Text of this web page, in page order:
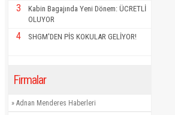
3
Kabin Bagajında Yeni Dönem: ÜCRETLİ
OLUYOR
4 SHGM'DEN PİS KOKULAR GELİYOR!
Firmalar
» Adnan Menderes Haberleri